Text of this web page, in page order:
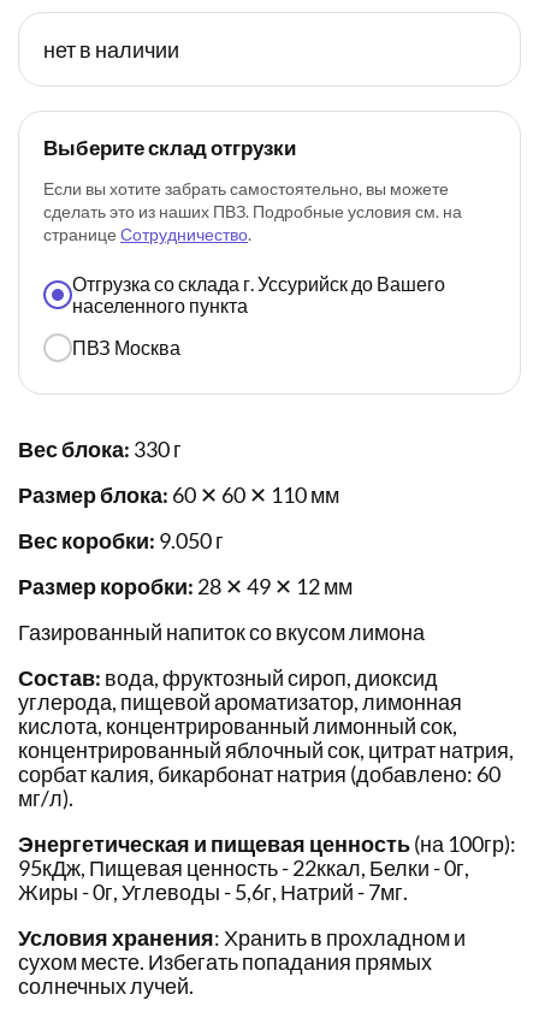
нет в наличии
Выберите склад отгрузки
Если вы хотите забрать самостоятельно, вы можете
сделать это из наших ПВЗ. Подробные условия см. на
странице Сотрудничество.
Отгрузка со склада г. Уссурийск до Вашего
населенного пункта
ПВЗ Москва
Вес блока: 330 г
Размер блока: 60 ✕ 60 ✕ 110 мм
Вес коробки: 9.050 г
Размер коробки: 28 ✕ 49 ✕ 12 мм
Газированный напиток со вкусом лимона
Состав: вода, фруктозный сироп, диоксид
углерода, пищевой ароматизатор, лимонная
кислота, концентрированный лимонный сок,
концентрированный яблочный сок, цитрат натрия,
сорбат калия, бикарбонат натрия (добавлено: 60
мг/л).
Энергетическая и пищевая ценность(на 100гр):
95кДж, Пищевая ценность - 22ккал, Белки - 0г,
Жиры - 0г, Углеводы - 5,6г, Натрий - 7мг.
Условия хранения: Хранить в прохладном и
сухом месте. Избегать попадания прямых
солнечных лучей.